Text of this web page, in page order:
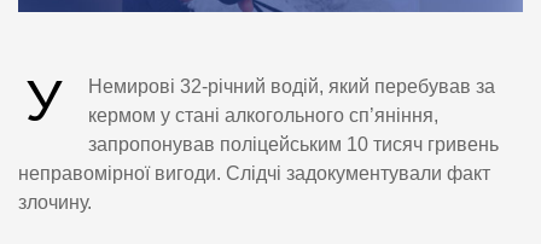
У
Немирові 32-річний водій, який перебував за
кермом у стані алкогольного сп’яніння,
запропонував поліцейським 10 тисяч гривень
неправомірної вигоди. Слідчі задокументували факт
злочину.